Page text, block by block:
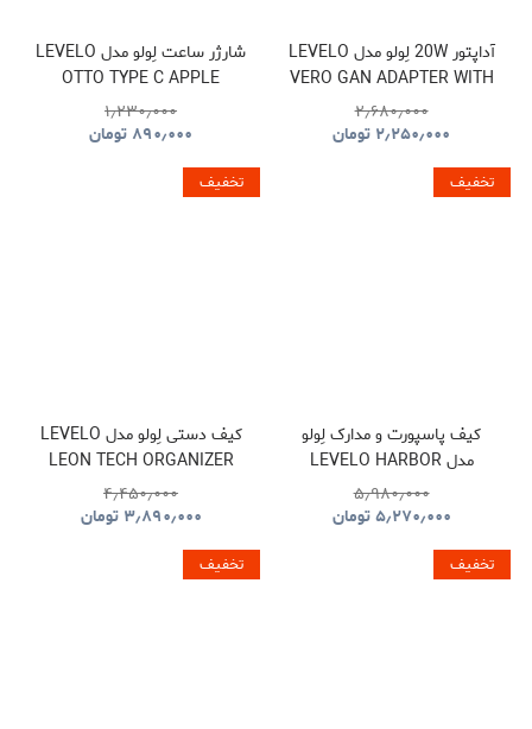
آداپتور 20W لِولو مدل LEVELO
VERO GAN ADAPTER WITH
TYPE-C TO TYPE-C CABLE
۲٫۶۸۰٫۰۰۰
۲٫۲۵۰٫۰۰۰ تومان
شارژر ساعت لِولو مدل LEVELO
OTTO TYPE C APPLE
WATCH WIRELESS
CHARGER CABLE
۱٫۲۳۰٫۰۰۰
۸۹۰٫۰۰۰ تومان
تخفیف
کیف پاسپورت و مدارک لِولو
مدل LEVELO HARBOR
PASSPORT HOLDER WITH
FIND MY LOCATION
۵٫۹۸۰٫۰۰۰
۵٫۲۷۰٫۰۰۰تومان
تخفیف
کیف دستی لِولو مدل LEVELO
LEON TECH ORGANIZER
POUCH
۴٫۴۵۰٫۰۰۰
۳٫۸۹۰٫۰۰۰ تومان
تخفیف تخفیف